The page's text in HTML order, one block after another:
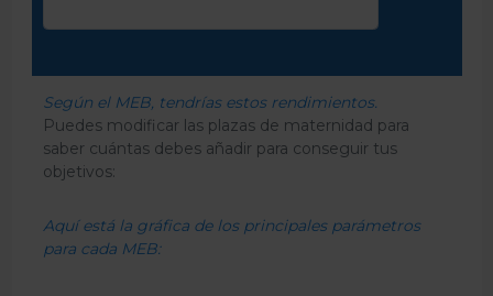
Según el MEB, tendrías estos rendimientos.
Puedes modificar las plazas de maternidad para
saber cuántas debes añadir para conseguir tus
objetivos:
Aquí está la gráfica de los principales parámetros
para cada MEB: